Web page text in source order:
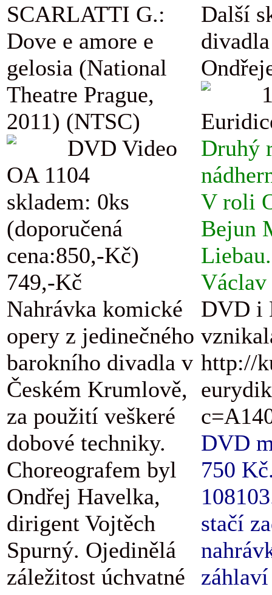
SCARLATTI G.:
Dove e amore e
gelosia (National
Theatre Prague,
2011) (NTSC)
DVD Video
OA 1104
skladem: 0ks
(doporučená
cena:850,-Kč)
749,-Kč
Nahrávka komické
opery z jedinečného
barokního divadla v
Českém Krumlově,
za použití veškeré
dobové techniky.
Choreografem byl
Ondřej Havelka,
dirigent Vojtěch
Spurný. Ojedinělá
záležitost úchvatné
Další
Druhý
V roli
Bejun
DVD i
http://
DVD
750
stačí